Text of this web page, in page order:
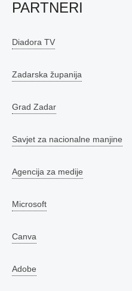
PARTNERI
Diadora TV
Zadarska županija
Grad Zadar
Savjet za nacionalne manjine
Agencija za medije
Microsoft
Canva
Adobe